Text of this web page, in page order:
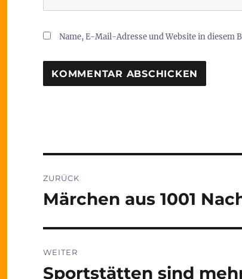
Name, E-Mail-Adresse und Website in diesem
ZURÜCK
Vorheriger
Märchen aus 1001
WEITER
Nächster
Sportstätten sind